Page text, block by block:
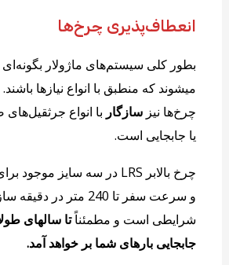
انعطاف‌پذیری چرخ‌ها
بطور کلی سیستم‌های ماژولار
میشوند که منطبق با انواع نیازها
چرخ‌ها نیز سازگار با انواع
یا جابجایی است.
و سرعت سفر تا 240 متر در
شرایطی است و مطمئناًتا سالهای
جابجایی بارهای شما بر خواهد آمد.